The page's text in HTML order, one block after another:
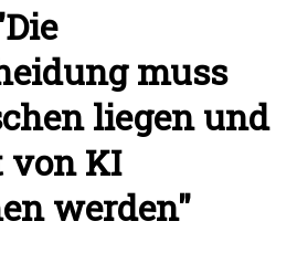
muss
liegen und
KI
werden"